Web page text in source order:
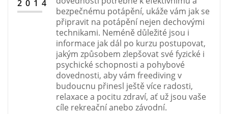
2014
bezpečnému potápění, ukáže vám jak se
připravit na potápění nejen dechovými
technikami. Neméně důležité jsou i
informace jak dál po kurzu postupovat,
jakým způsobem zlepšovat své fyzické i
psychické schopnosti a pohybové
dovednosti, aby vám freediving v
budoucnu přinesl ještě více radosti,
relaxace a pocitu zdraví, ať už jsou vaše
cíle rekreační anebo závodní.